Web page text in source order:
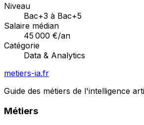
Niveau
Bac+3 à Bac+5
Salaire médian
45 000 €/an
Catégorie
Data & Analytics
metiers-ia.fr
Guide des métiers de l'intelligence
Métiers